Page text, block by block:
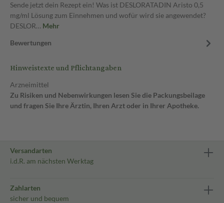
Sende jetzt dein Rezept ein! Was ist DESLORATADIN Aristo 0,5
mg/ml Lösung zum Einnehmen und wofür wird sie angewendet?
DESLOR… Mehr
Bewertungen
Hinweistexte und Pflichtangaben
Arzneimittel
Zu Risiken und Nebenwirkungen lesen Sie die Packungsbeilage
und fragen Sie Ihre Ärztin, Ihren Arzt oder in Ihrer Apotheke.
Versandarten
i.d.R. am nächsten Werktag
Zahlarten
sicher und bequem